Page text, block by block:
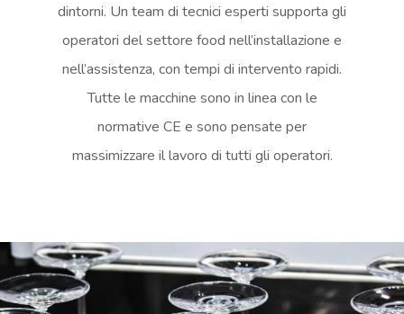
dintorni. Un team di tecnici esperti supporta gli
operatori del settore food nell’installazione e
nell’assistenza, con tempi di intervento rapidi.
Tutte le macchine sono in linea con le
normative CE e sono pensate per
massimizzare il lavoro di tutti gli operatori.